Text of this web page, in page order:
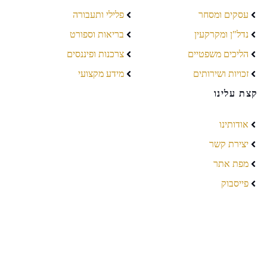
עסקים ומסחר
נדל"ן ומקרקעין
הליכים משפטיים
זכויות ושירותים
פלילי ותעבורה
בריאות וספורט
צרכנות ופיננסים
מידע מקצועי
קצת עלינו
אודותינו
יצירת קשר
מפת אתר
פייסבוק